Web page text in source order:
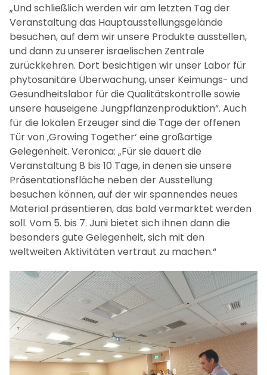
„Und schließlich werden wir am letzten Tag der
Veranstaltung das Hauptausstellungsgelände
besuchen, auf dem wir unsere Produkte ausstellen,
und dann zu unserer israelischen Zentrale
zurückkehren. Dort besichtigen wir unser Labor für
phytosanitäre Überwachung, unser Keimungs- und
Gesundheitslabor für die Qualitätskontrolle sowie
unsere hauseigene Jungpflanzenproduktion“. Auch
für die lokalen Erzeuger sind die Tage der offenen
Tür von ‚Growing Together‘ eine großartige
Gelegenheit. Veronica: „Für sie dauert die
Veranstaltung 8 bis 10 Tage, in denen sie unsere
Präsentationsfläche neben der Ausstellung
besuchen können, auf der wir spannendes neues
Material präsentieren, das bald vermarktet werden
soll. Vom 5. bis 7. Juni bietet sich ihnen dann die
besonders gute Gelegenheit, sich mit den
weltweiten Aktivitäten vertraut zu machen.“